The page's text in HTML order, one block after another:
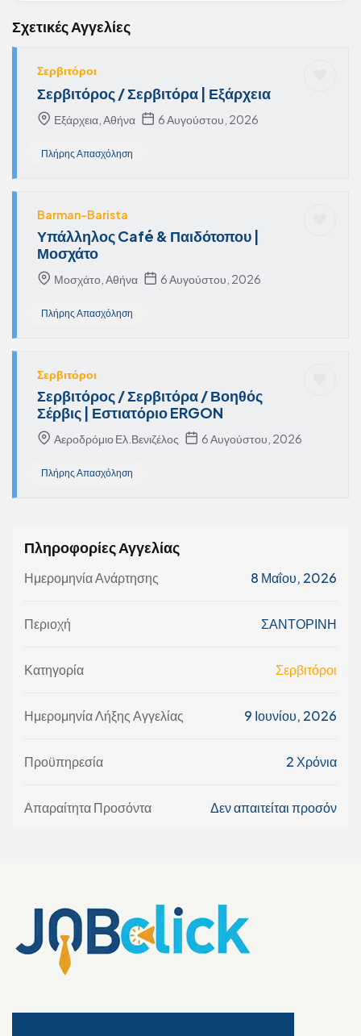
Σχετικές Αγγελίες
Σερβιτόροι
Σερβιτόρος / Σερβιτόρα | Εξάρχεια
Εξάρχεια, Αθήνα 6 Αυγούστου, 2026
Πλήρης Απασχόληση
Barman-Barista
Υπάλληλος Café & Παιδότοπου |
Μοσχάτο
Μοσχάτο, Αθήνα 6 Αυγούστου, 2026
Πλήρης Απασχόληση
Σερβιτόροι
Σερβιτόρος / Σερβιτόρα / Βοηθός
Σέρβις | Εστιατόριο ERGON
Αεροδρόμιο Ελ.Βενιζέλος 6 Αυγούστου, 2026
Πλήρης Απασχόληση
Πληροφορίες Αγγελίας
Ημερομηνία Ανάρτησης 8 Μαΐου, 2026
Περιοχή ΣΑΝΤΟΡΙΝΗ
Κατηγορία Σερβιτόροι
Ημερομηνία Λήξης Αγγελίας 9 Ιουνίου, 2026
Προϋπηρεσία 2 Χρόνια
Απαραίτητα Προσόντα Δεν απαιτείται προσόν